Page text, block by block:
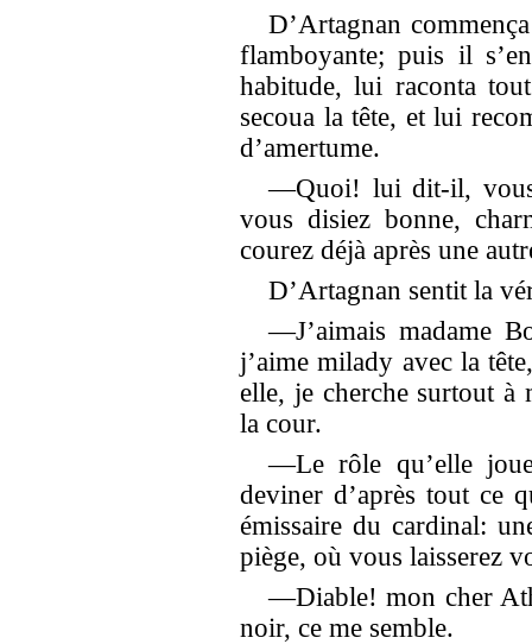
D’Artagnan
flamboyante; puis il
habitude, lui raconta
secoua la tête, et lui
d’amertume.
—Quoi! lui dit-il, vous
vous disiez bonne,
courez déjà après une
D’Artagnan sentit la
—J’aimais madame
j’aime milady avec la
elle, je cherche surtout à
la cour.
—Le rôle qu’elle
deviner d’après tout ce
émissaire du cardinal:
piège, où vous laisserez
—Diable! mon cher
noir, ce me semble.